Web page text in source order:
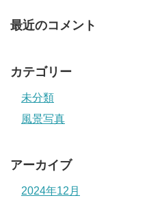
最近のコメント
カテゴリー
未分類
風景写真
アーカイブ
2024年12月